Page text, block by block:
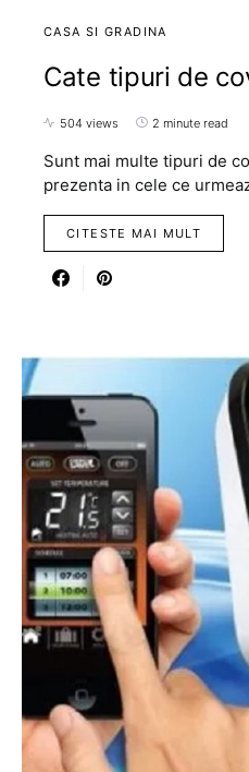
CASA SI GRADINA
Cate tipuri de
504 views 2 minute read
Sunt mai multe tipuri de
prezenta in cele ce
CITESTE MAI MULT